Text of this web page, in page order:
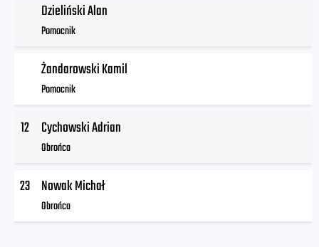
Dzieliński Alan
Pomocnik
Żandarowski Kamil
Pomocnik
12 Cychowski Adrian
Obrońca
23 Nowak Michał
Obrońca